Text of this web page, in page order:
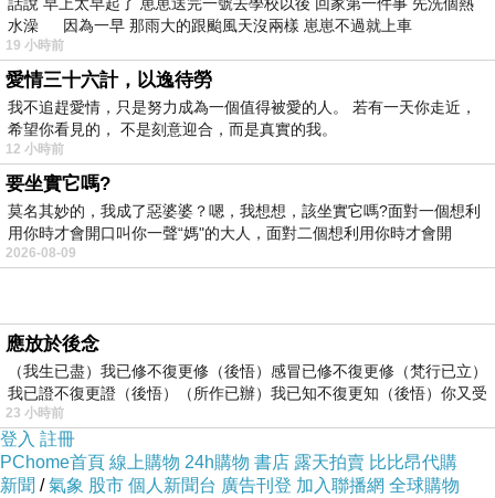
助創作者優化內容，實際上也會把創作者訓練成持續服從
數據回饋的人。創作者會越來越問「哪一種說法會贏」。
YouTube 在 2026 年亦開始測試以文字提示生成個人化影
片 feed 的功能，用戶可以用自然語言描述自己想看的內
容，平台再替他組合一條特定的觀看流。這代表推薦系統
正在由被動推送，進一步變成人與平台共同生成的內容環
境。當觀看本身被更精細地個人化，創作者也會更容易反
過來迎合那些可被描述、可被分類、可被餵入系統的語
模仿人；現在，AI 可以大量生成標題、caption、短影音腳
本、封面文字、行銷文案與留言回覆。YouTube 近年亦加
強 AI 生成或修改內容的標示，這本身已經說明 AI 內容正
在大量進入影音平台，平台需要以更明顯的方式提醒觀眾
哪些內容受 AI 影響。
水澡 因為一早 那雨大的跟颱風天沒兩樣 崽崽不過就上車
19 小時前
愛情三十六計，以逸待勞
我不追趕愛情，只是努力成為一個值得被愛的人。 若有一天你走近，
希望你看見的， 不是刻意迎合，而是真實的我。
12 小時前
要坐實它嗎?
莫名其妙的，我成了惡婆婆？嗯，我想想，該坐實它嗎?面對一個想利
用你時才會開口叫你一聲“媽"的大人，面對二個想利用你時才會開
2026-08-09
應放於後念
（我生已盡）我已修不復更修（後悟）感冒已修不復更修（梵行已立）
我已證不復更證（後悟）（所作已辦）我已知不復更知（後悟）你又受
23 小時前
登入 註冊
PChome首頁 線上購物 24h購物 書店 露天拍賣 比比昂代購
新聞 /氣象 股市 個人新聞台 廣告刊登 加入聯播網 全球購物